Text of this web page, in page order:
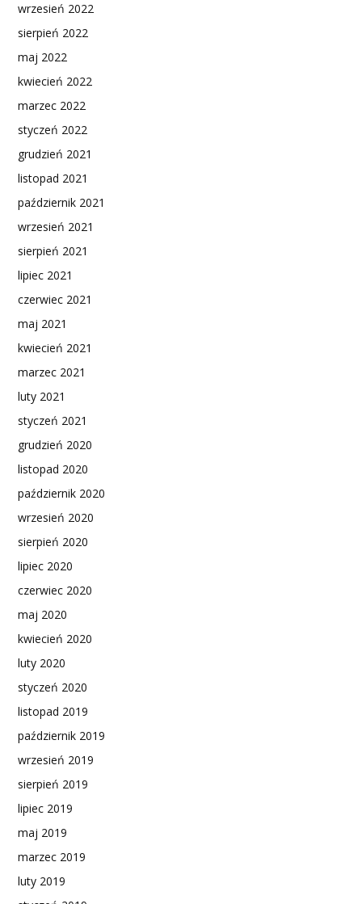
wrzesień 2022
sierpień 2022
maj 2022
kwiecień 2022
marzec 2022
styczeń 2022
grudzień 2021
listopad 2021
październik 2021
wrzesień 2021
sierpień 2021
lipiec 2021
czerwiec 2021
maj 2021
kwiecień 2021
marzec 2021
luty 2021
styczeń 2021
grudzień 2020
listopad 2020
październik 2020
wrzesień 2020
sierpień 2020
lipiec 2020
czerwiec 2020
maj 2020
kwiecień 2020
luty 2020
styczeń 2020
listopad 2019
październik 2019
wrzesień 2019
sierpień 2019
lipiec 2019
maj 2019
marzec 2019
luty 2019